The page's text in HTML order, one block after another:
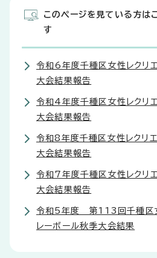
このページを見ている方は
す
令和6年度千種区女性レクリ
大会結果報告
令和4年度千種区女性レクリ
大会結果報告
令和8年度千種区女性レクリ
大会結果報告
令和7年度千種区女性レクリ
大会結果報告
令和5年度 第113回千種区女
レーボール秋季大会結果